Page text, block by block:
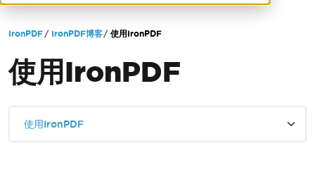
IronPDF IronPDF博客 使用IronPDF
使用IronPDF
使用IronPDF